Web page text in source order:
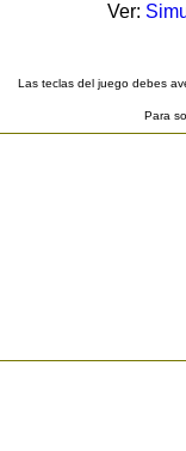
Ver:
Las teclas del juego debes
Para